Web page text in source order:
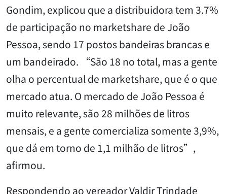
Gondim, explicou que a distribuidora tem 3.7%
de participação no marketshare de João
Pessoa, sendo 17 postos bandeiras brancas e
um bandeirado. “São 18 no total, mas a gente
olha o percentual de marketshare, que é o que
mercado atua. O mercado de João Pessoa é
muito relevante, são 28 milhões de litros
mensais, e a gente comercializa somente 3,9%,
que dá em torno de 1,1 milhão de litros”,
afirmou.
Respondendo ao vereador Valdir Trindade